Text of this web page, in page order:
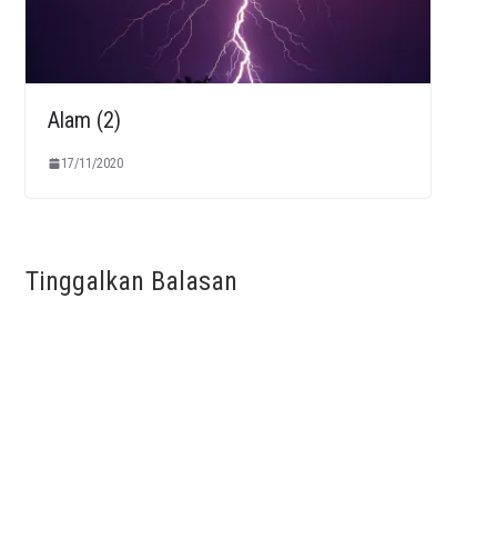
Alam (2)
17/11/2020
Tinggalkan Balasan